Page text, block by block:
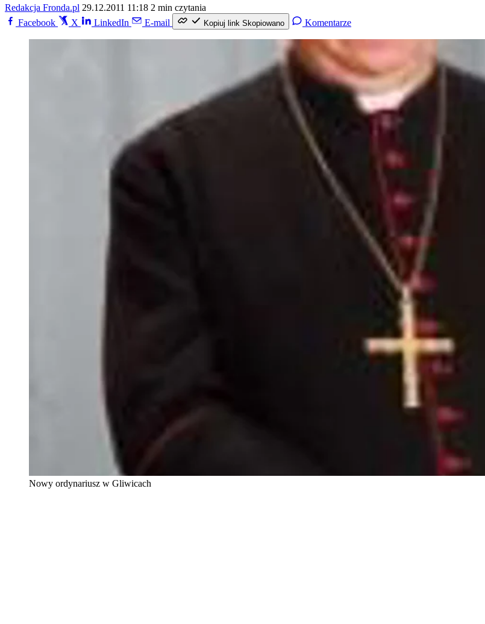
Redakcja Fronda.pl 29.12.2011 11:18 2 min czytania
Facebook
X LinkedIn E-mail Kopiuj link Skopiowano Komentarze
Nowy ordynariusz w Gliwicach